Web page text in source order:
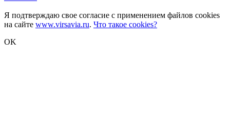
Я подтверждаю свое согласие с применением файлов cookies
на сайте www.virsavia.ru. Что такое cookies?
OK